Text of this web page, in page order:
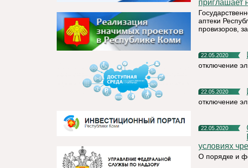
приглашает
аптеки
провизоров,
22.05.2020
отключение
22.05.2020
отключение
22.05.2020
О
условиях
О порядке и